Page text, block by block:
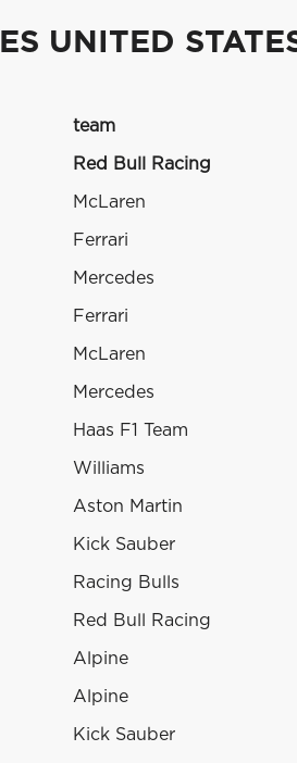
UNITED
team
Red Bull Racing
McLaren
Ferrari
Mercedes
Ferrari
McLaren
Mercedes
Haas F1 Team
Williams
Aston Martin
Kick Sauber
Racing Bulls
Red Bull Racing
Alpine
Alpine
Kick Sauber